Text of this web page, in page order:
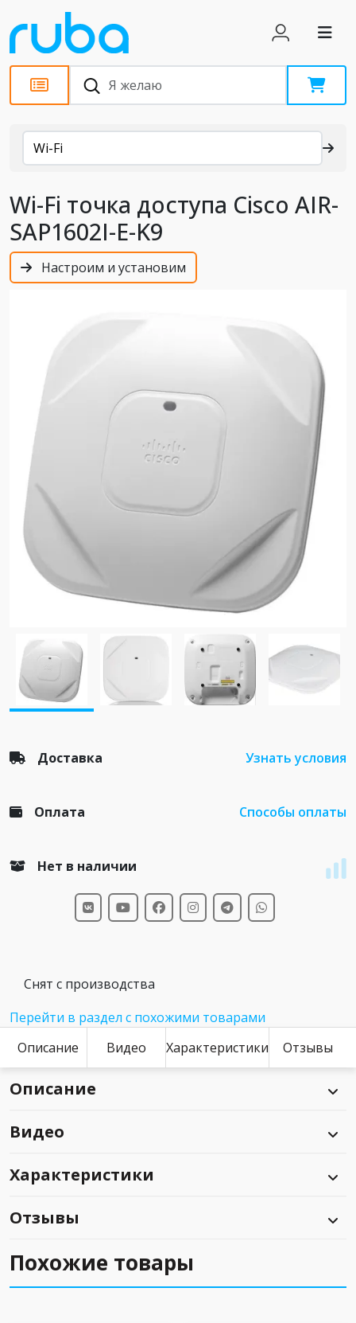
Каталог
Wi-Fi
Wi-Fi точка доступа Cisco AIR-
SAP1602I-E-K9
Настроим и установим
Доставка Узнать условия
Оплата Способы оплаты
Нет в наличии
Снят с производства
Перейти в раздел с похожими товарами
Описание
Видео Характеристики Отзывы
Описание
Видео
Характеристики
Отзывы
Похожие товары